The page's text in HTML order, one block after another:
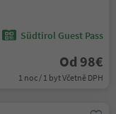
Südtirol Guest Pass
Od 98€
1 noc / 1 byt Včetně DPH